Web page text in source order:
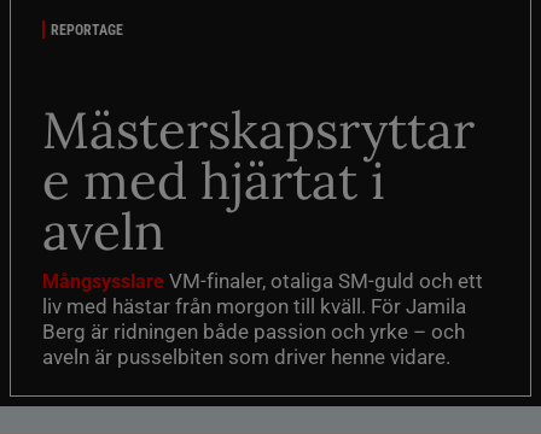
REPORTAGE
Mästerskapsryttar
e med hjärtat i
aveln
Mångsysslare VM-finaler, otaliga SM-guld och ett
liv med hästar från morgon till kväll. För Jamila
Berg är ridningen både passion och yrke – och
aveln är pusselbiten som driver henne vidare.